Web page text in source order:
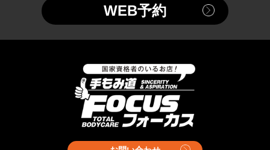
WEB予約